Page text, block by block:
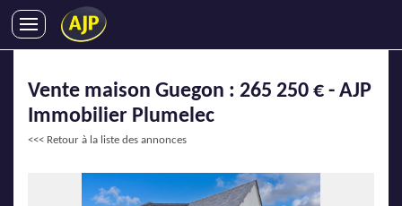
VENTES
LOCATIONS
GESTION LOCATIVE
Vente maison Guegon : 265 250 € - AJP
Immobilier Plumelec
<<< Retour à la liste des annonces